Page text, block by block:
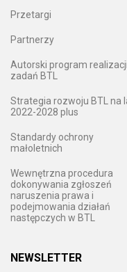
Przetargi
Partnerzy
Autorski program realizacji
zadań BTL
Strategia rozwoju BTL na
2022-2028 plus
Standardy ochrony
małoletnich
Wewnętrzna procedura
dokonywania zgłoszeń
naruszenia prawa i
podejmowania działań
następczych w BTL
NEWSLETTER